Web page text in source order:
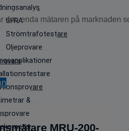
SFRA
Strömtrafotestare
Oljeprovare
&
den enda mätaren på marknaden
MRU-200-